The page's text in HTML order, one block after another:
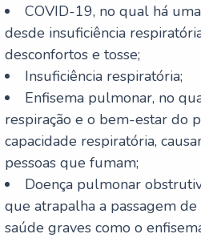
COVID-19, no qual há
desde insuficiência
desconfortos e tosse;
Insuficiência respiratória;
Enfisema pulmonar, no
respiração e o bem-estar do
capacidade respiratória,
pessoas que fumam;
Doença pulmonar
que atrapalha a passagem
saúde graves como o